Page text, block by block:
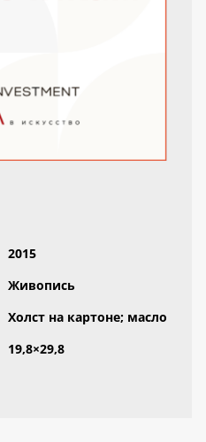
2015
Живопись
Холст на картоне; масло
19,8×29,8